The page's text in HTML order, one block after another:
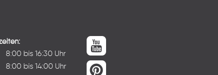
8:00 bis 16:30 Uhr
8:00 bis 14:00 Uhr